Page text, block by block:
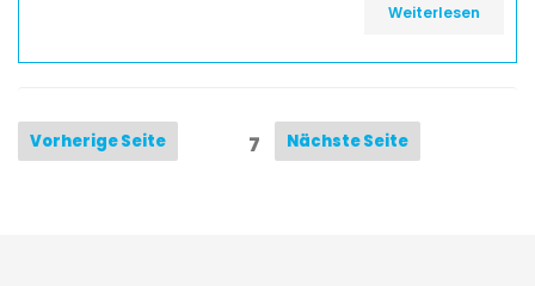
Weiterlesen
Vorherige Seite 7 Nächste Seite